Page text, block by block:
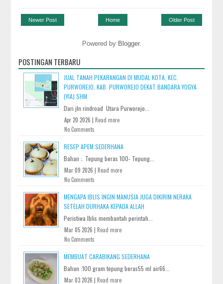
Newer Post Older Post
Home
Powered by Blogger.
POSTINGAN TERBARU
JUAL TANAH PEKARANGAN DI MUDAL KOTA, KEC.
PURWOREJO, KAB. PURWOREJO DEKAT BANDARA YOGYA
(YIA) SHM
Dari jln rindroad Utara Purworejo...
Apr 20 2026 |Read more
No Comments
RESEP APEM SEDERHANA
Bahan :. Tepung beras 100- Tepung...
Mar 09 2026 |Read more
No Comments
MENGAPA IBLIS INGIN MANUSIA JUGA DIKIRIM NERAKA
SETELAH DURHAKA KEPADA ALLAH
Peristiwa Iblis membantah perintah...
Mar 05 2026 |Read more
No Comments
MEMBUAT CARABIKANG SEDERHANA
Bahan :100 gram tepung beras55 ml air66...
Mar 03 2026 |Read more